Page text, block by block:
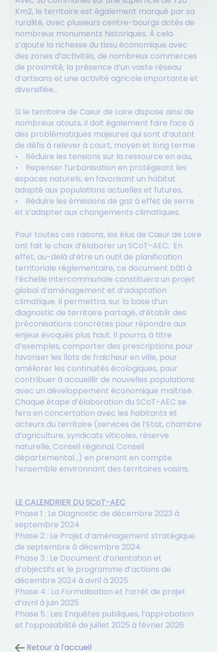
Km2, le territoire est également marqué par sa
ruralité, avec plusieurs centre-bourgs dotés de
nombreux monuments historiques. À cela
s’ajoute la richesse du tissu économique avec
des zones d’activités, de nombreux commerces
de proximité, la présence d’un vaste réseau
d’artisans et une activité agricole importante et
diversifiée…
Si le territoire de Cœur de Loire dispose ainsi de
nombreux atouts, il doit également faire face à
des problématiques majeures qui sont d’autant
de défis à relever à court, moyen et long terme :
• Réduire les tensions sur la ressource en eau,
• Repenser l’urbanisation en protégeant les
espaces naturels, en favorisant un habitat
adapté aux populations actuelles et futures,
• Réduire les émissions de gaz à effet de serre
et s’adapter aux changements climatiques.
Pour toutes ces raisons, les élus de Cœur de Loire
ont fait le choix d’élaborer un SCoT-AEC. En
effet, au-delà d’être un outil de planification
territoriale réglementaire, ce document bâti à
l’échelle intercommunale constituera un projet
global d’aménagement et d’adaptation
climatique. Il permettra, sur la base d’un
diagnostic de territoire partagé, d’établir des
préconisations concrètes pour répondre aux
enjeux évoqués plus haut. Il pourra, à titre
d’exemples, comporter des prescriptions pour
favoriser les îlots de fraicheur en ville, pour
améliorer les continuités écologiques, pour
contribuer à accueillir de nouvelles populations
avec un développement économique maîtrisé.
Chaque étape d’élaboration du SCoT-AEC se
fera en concertation avec les habitants et
acteurs du territoire (services de l’Etat, chambre
d’agriculture, syndicats viticoles, réserve
naturelle, Conseil régional, Conseil
départemental…) en prenant en compte
l’ensemble environnant des territoires voisins.
LE CALENDRIER DU SCoT-AEC
Phase 1 : Le Diagnostic de décembre 2023 à
septembre 2024
Phase 2 : Le Projet d’aménagement stratégique
de septembre à décembre 2024
Phase 3 : Le Document d’orientation et
d’objectifs et le programme d’actions de
décembre 2024 à avril à 2025
Phase 4 : La Formalisation et l’arrêt de projet
d’avril à juin 2025
Phase 5 : Les Enquêtes publiques, l’approbation
et l’opposabilité de juillet 2025 à février 2026
Retour à l'accueil